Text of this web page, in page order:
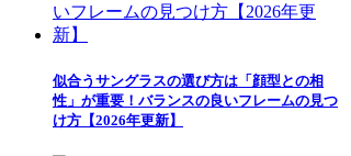
似合うサングラスの選び方は「顔型との相
性」が重要！バランスの良いフレームの見つ
け方【2026年更新】